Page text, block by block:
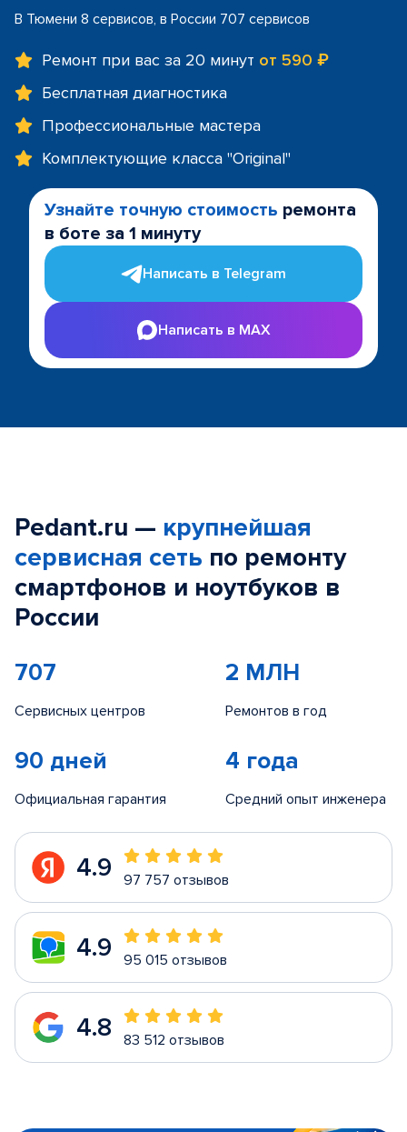
В Тюмени 8 сервисов, в России 707 сервисов
Ремонт при вас за 20 минут от 590 ₽
Бесплатная диагностика
Профессиональные мастера
Комплектующие класса "Original"
Узнайте точную стоимость ремонта
в боте за 1 минуту
Написать в Telegram
Написать в MAX
Pedant.ru — крупнейшая
сервисная сеть по ремонту
смартфонов и ноутбуков в
России
707
Сервисных центров
2 МЛН
Ремонтов в год
90 дней
Официальная гарантия
4 года
Средний опыт инженера
4.9 97 757 отзывов
4.9 95 015 отзывов
4.8 83 512 отзывов